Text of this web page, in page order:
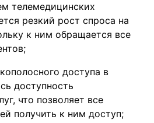
телемедицинских
резкий рост спроса на
к ним обращается все
доступа в
доступность
что позволяет все
получить к ним доступ;